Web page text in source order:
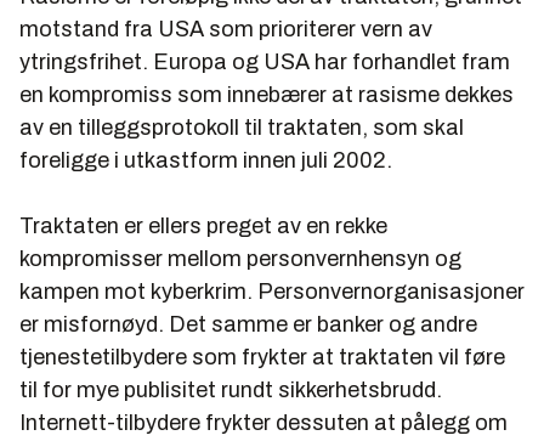
motstand fra USA som prioriterer vern av
ytringsfrihet. Europa og USA har forhandlet fram
en kompromiss som innebærer at rasisme dekkes
av en tilleggsprotokoll til traktaten, som skal
foreligge i utkastform innen juli 2002.
Traktaten er ellers preget av en rekke
kompromisser mellom personvernhensyn og
kampen mot kyberkrim. Personvernorganisasjoner
er misfornøyd. Det samme er banker og andre
tjenestetilbydere som frykter at traktaten vil føre
til for mye publisitet rundt sikkerhetsbrudd.
Internett-tilbydere frykter dessuten at pålegg om